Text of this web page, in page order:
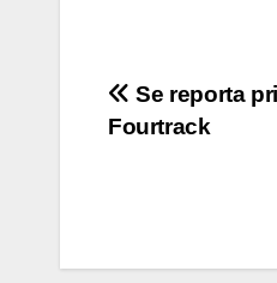
Se reporta
Fourtrack